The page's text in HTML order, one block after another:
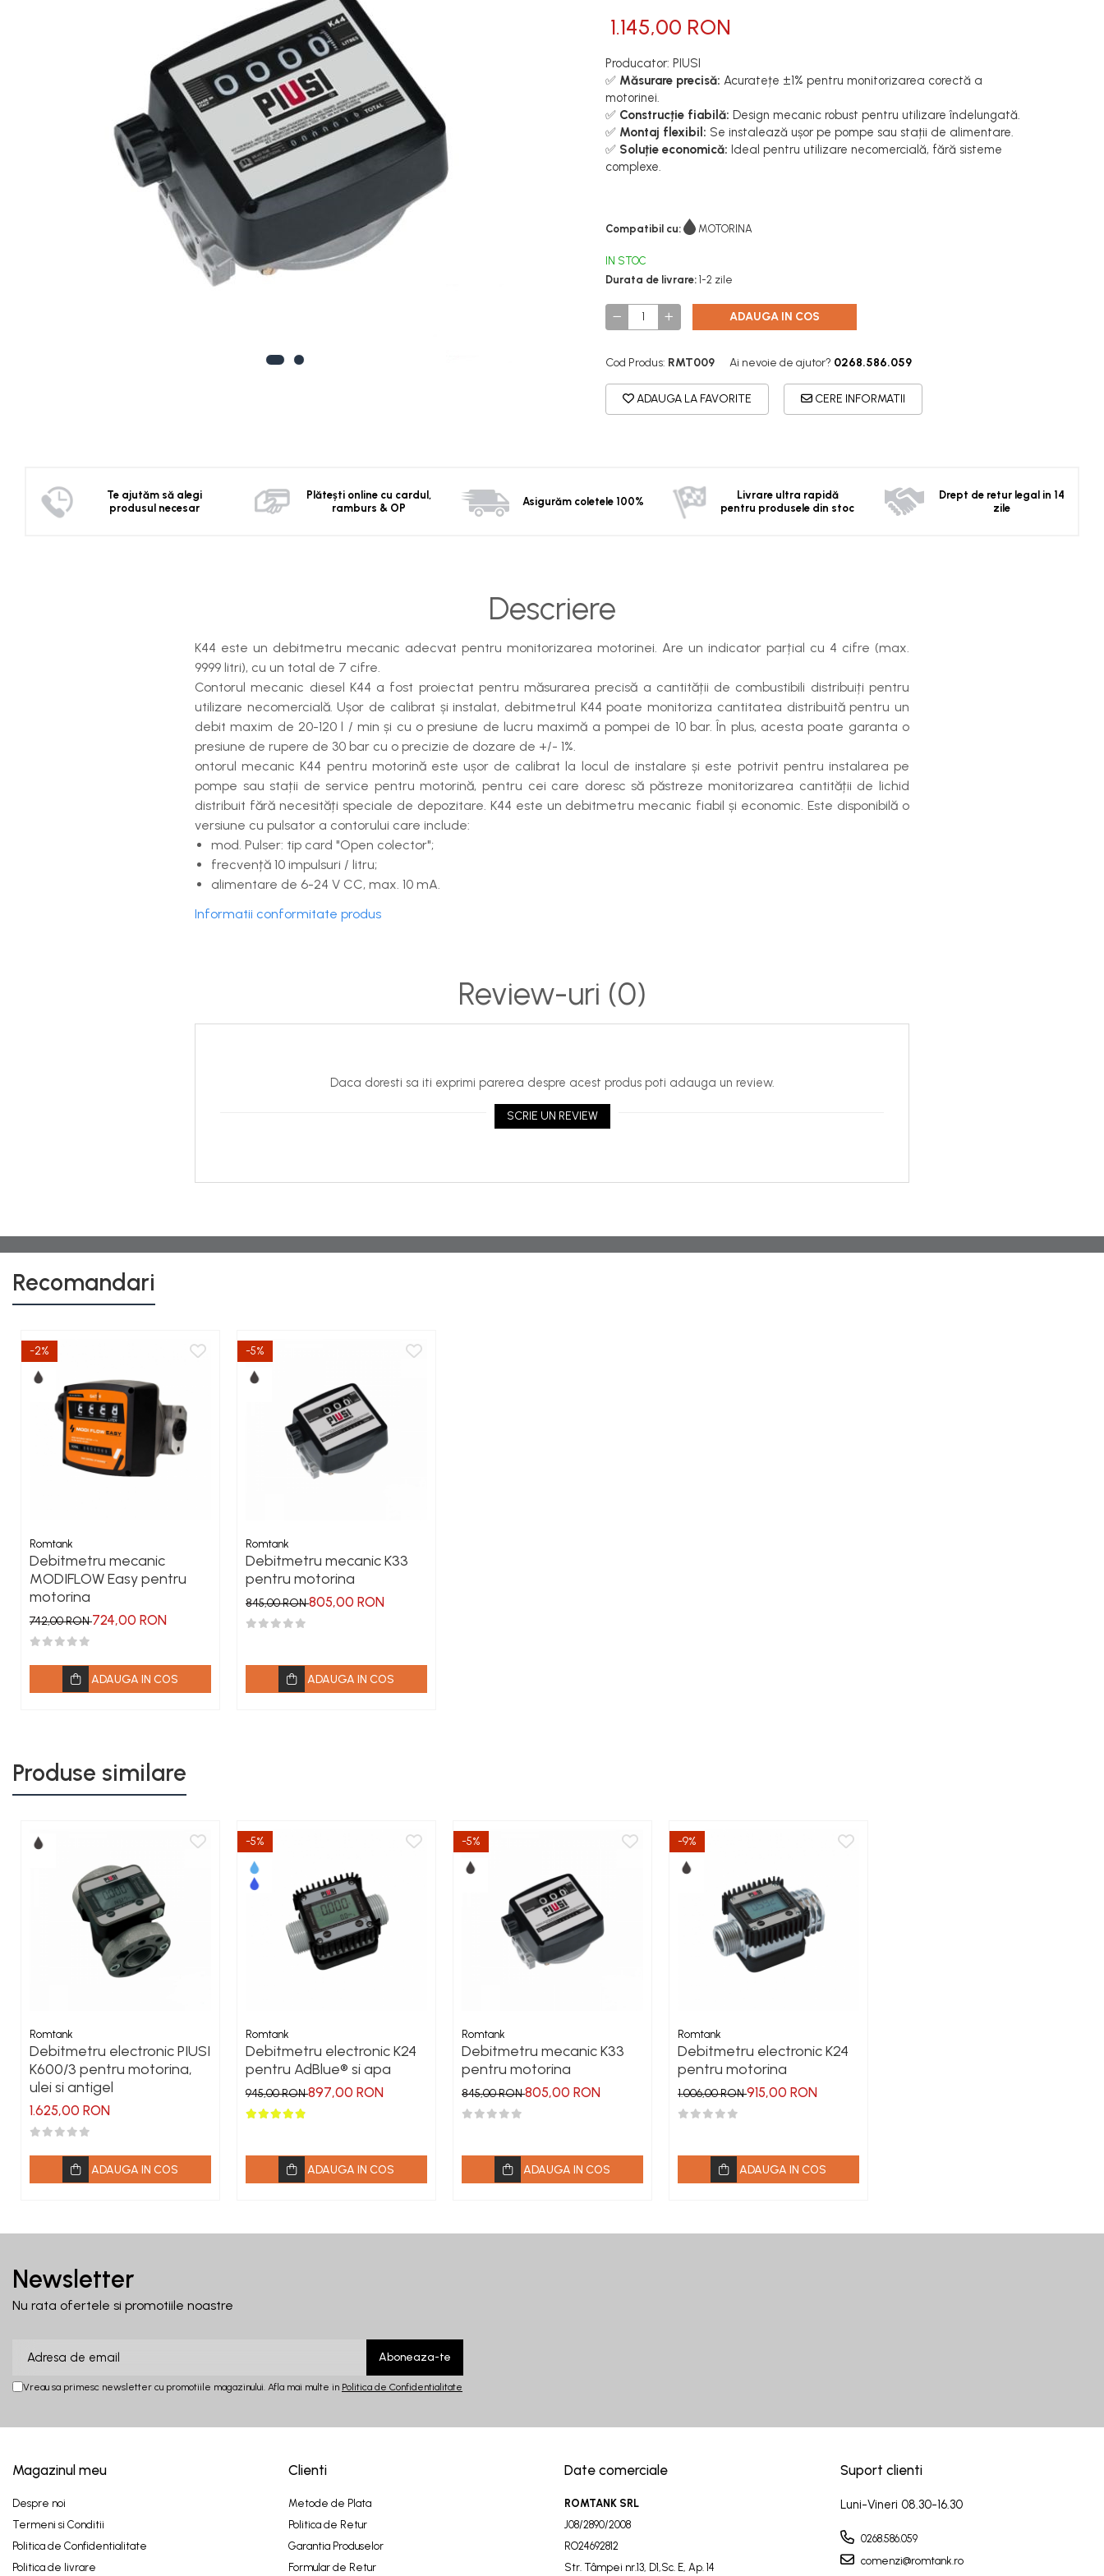
Rezervoare fertilizanti
1.145,00 RON
Producator: PIUSI
✅ Măsurare precisă: Acuratețe ±1% pentru monitorizarea corectă a
motorinei.
✅ Construcție fiabilă: Design mecanic robust pentru utilizare îndelungată.
✅ Montaj flexibil: Se instalează ușor pe pompe sau stații de alimentare.
✅ Soluție economică: Ideal pentru utilizare necomercială, fără sisteme
complexe.
Compatibil cu: MOTORINA
IN STOC
Durata de livrare: 1-2 zile
ADAUGA IN COS
Cod Produs: RMT009 Ai nevoie de ajutor? 0268.586.059
ADAUGA LA FAVORITE CERE INFORMATII
Te ajutăm să alegi
produsul necesar
Plătești online cu cardul,
ramburs & OP
Asigurăm coletele 100%
Livrare ultra rapidă
pentru produsele din stoc
Drept de retur legal in 14
zile
Descriere
K44 este un debitmetru mecanic adecvat pentru monitorizarea motorinei. Are un indicator parțial cu 4 cifre (max.
9999 litri), cu un total de 7 cifre.
Contorul mecanic diesel K44 a fost proiectat pentru măsurarea precisă a cantității de combustibili distribuiți pentru
utilizare necomercială. Ușor de calibrat și instalat, debitmetrul K44 poate monitoriza cantitatea distribuită pentru un
debit maxim de 20-120 l / min și cu o presiune de lucru maximă a pompei de 10 bar. În plus, acesta poate garanta o
presiune de rupere de 30 bar cu o precizie de dozare de +/- 1%.
ontorul mecanic K44 pentru motorină este ușor de calibrat la locul de instalare și este potrivit pentru instalarea pe
pompe sau stații de service pentru motorină, pentru cei care doresc să păstreze monitorizarea cantității de lichid
distribuit fără necesități speciale de depozitare. K44 este un debitmetru mecanic fiabil și economic. Este disponibilă o
versiune cu pulsator a contorului care include:
mod. Pulser: tip card "Open colector";
frecvență 10 impulsuri / litru;
alimentare de 6-24 V CC, max. 10 mA.
Informatii conformitate produs
Review-uri (0)
Daca doresti sa iti exprimi parerea despre acest produs poti adauga un review.
SCRIE UN REVIEW
Recomandari
-2%
Romtank
Debitmetru mecanic
MODIFLOW Easy pentru
motorina
742,00 RON724,00 RON
ADAUGA IN COS
-5%
Romtank
Debitmetru mecanic K33
pentru motorina
845,00 RON805,00 RON
ADAUGA IN COS
Produse similare
Romtank
Debitmetru electronic PIUSI
K600/3 pentru motorina,
ulei si antigel
1.625,00 RON
ADAUGA IN COS
-5%
Romtank
Debitmetru electronic K24
pentru AdBlue® si apa
945,00 RON897,00 RON
ADAUGA IN COS
-5%
Romtank
Debitmetru mecanic K33
pentru motorina
845,00 RON805,00 RON
ADAUGA IN COS
-9%
Romtank
Debitmetru electronic K24
pentru motorina
1.006,00 RON915,00 RON
ADAUGA IN COS
Newsletter
Nu rata ofertele si promotiile noastre
Vreau sa primesc newsletter cu promotiile magazinului. Afla mai multe in Politica de Confidentialitate
Magazinul meu
Despre noi
Termeni si Conditii
Politica de Confidentialitate
Politica de livrare
Clienti
Metode de Plata
Politica de Retur
Garantia Produselor
Formular de Retur
Date comerciale
ROMTANK SRL
J08/2890/2008
RO24692812
Str. Tâmpei nr.13, D1,Sc. E, Ap. 14
Suport clienti
Luni-Vineri 08.30-16.30
0268.586.059
comenzi@romtank.ro